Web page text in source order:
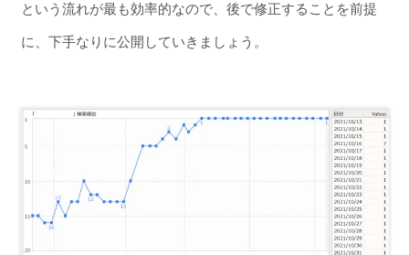
という流れが最も効率的なので、後で修正することを前提
に、下手なりに公開していきましょう。